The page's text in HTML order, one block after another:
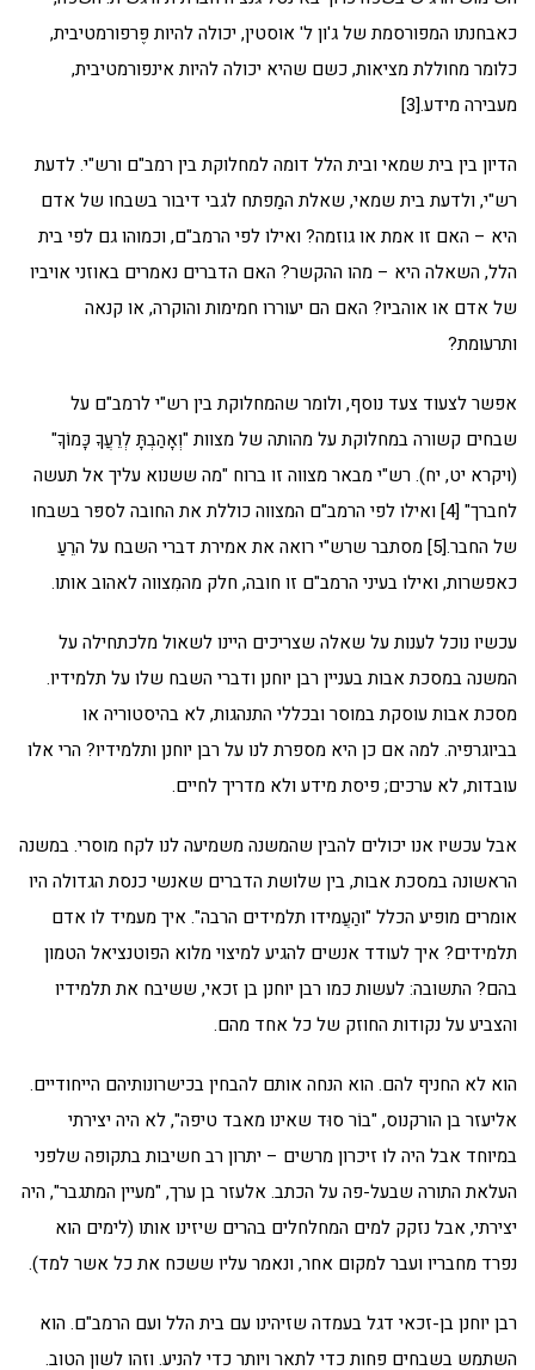
כאבחנתו המפורסמת של ג'ון ל' אוסטין, יכולה להיות פֶּרפורמטיבית,
כלומר מחוללת מציאות, כשם שהיא יכולה להיות אינפורמטיבית,
מעבירה מידע.[3]
הדיון בין בית שמאי ובית הלל דומה למחלוקת בין רמב"ם ורש"י. לדעת
רש"י, ולדעת בית שמאי, שאלת המַפתח לגבי דיבור בשבחו של אדם
היא – האם זו אמת או גוזמה? ואילו לפי הרמב"ם, וכמוהו גם לפי בית
הלל, השאלה היא – מהו ההקשר? האם הדברים נאמרים באוזני אויביו
של אדם או אוהביו? האם הם יעוררו חמימות והוקרה, או קנאה
ותרעומת?
אפשר לצעוד צעד נוסף, ולומר שהמחלוקת בין רש"י לרמב"ם על
שבחים קשורה במחלוקת על מהותה של מצוות "וְאָהַבְתָּ לְרֵעֲךָ כָּמוֹךָ"
(ויקרא יט, יח). רש"י מבאר מצווה זו ברוח "מה ששנוא עליך אל תעשה
לחברך" [4] ואילו לפי הרמב"ם המצווה כוללת את החובה לספּר בשבחו
של החבר.[5] מסתבר שרש"י רואה את אמירת דברי השבח על הרֵעַ
כאפשרות, ואילו בעיני הרמב"ם זו חובה, חלק מהמִצווה לאהוב אותו.
עכשיו נוכל לענות על שאלה שצריכים היינו לשאול מלכתחילה על
המשנה במסכת אבות בעניין רבן יוחנן ודברי השבח שלו על תלמידיו.
מסכת אבות עוסקת במוסר ובכללי התנהגות, לא בהיסטוריה או
בביוגרפיה. למה אם כן היא מספרת לנו על רבן יוחנן ותלמידיו? הרי אלו
עובדות, לא ערכים; פיסת מידע ולא מדריך לחיים.
אבל עכשיו אנו יכולים להבין שהמשנה משמיעה לנו לקח מוסרי. במשנה
הראשונה במסכת אבות, בין שלושת הדברים שאנשי כנסת הגדולה היו
אומרים מופיע הכלל "והַעֲמידו תלמידים הרבה". איך מעמיד לו אדם
תלמידים? איך לעודד אנשים להגיע למיצוי מלוא הפוטנציאל הטמון
בהם? התשובה: לעשות כמו רבן יוחנן בן זכאי, ששיבח את תלמידיו
והצביע על נקודות החוזק של כל אחד מהם.
הוא לא החניף להם. הוא הנחה אותם להבחין בכישרונותיהם הייחודיים.
אליעזר בן הורקנוס, "בוֹר סוּד שאינו מאבד טיפה", לא היה יצירתי
במיוחד אבל היה לו זיכרון מרשים – יתרון רב חשיבות בתקופה שלפני
העלאת התורה שבעל-פה על הכתב. אלעזר בן ערך, "מעיין המתגבר", היה
יצירתי, אבל נזקק למים המחלחלים בהרים שיזינו אותו (לימים הוא
נפרד מחבריו ועבר למקום אחר, ונאמר עליו ששכח את כל אשר למד).
רבן יוחנן בן-זכאי דגל בעמדה שזיהינו עם בית הלל ועם הרמב"ם. הוא
השתמש בשבחים פחות כדי לתאר ויותר כדי להניע. וזהו לשון הטוב.